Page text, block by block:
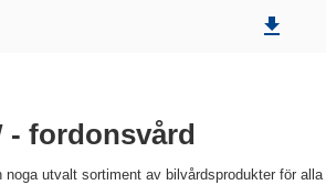
- fordonsvård
noga utvalt sortiment av bilvårdsprodukter för